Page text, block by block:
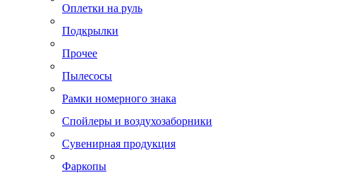
Оплетки на руль
Подкрылки
Прочее
Пылесосы
Рамки номерного знака
Спойлеры и воздухозаборники
Сувенирная продукция
Фаркопы